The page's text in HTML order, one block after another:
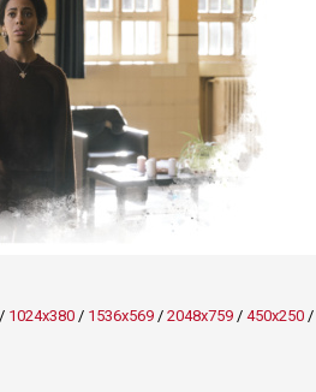
1024x380/ 1536x569/ 2048x759/ 450x250/